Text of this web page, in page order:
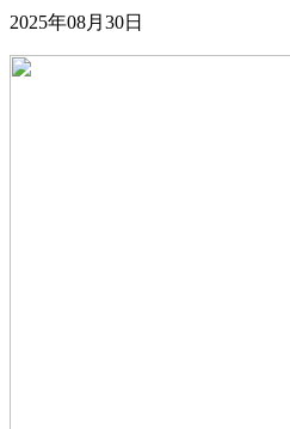
2025年08月30日